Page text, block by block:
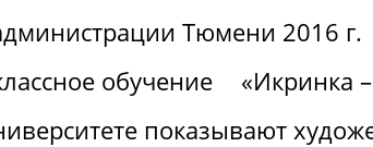
Тюмени 2016 г.
обучение
«Икринка
показывают